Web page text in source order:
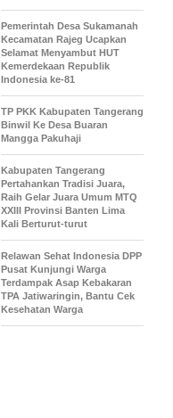
Pemerintah Desa Sukamanah
Kecamatan Rajeg Ucapkan
Selamat Menyambut HUT
Kemerdekaan Republik
Indonesia ke-81
TP PKK Kabupaten Tangerang
Binwil Ke Desa Buaran
Mangga Pakuhaji
Kabupaten Tangerang
Pertahankan Tradisi Juara,
Raih Gelar Juara Umum MTQ
XXIII Provinsi Banten Lima
Kali Berturut-turut
Relawan Sehat Indonesia DPP
Pusat Kunjungi Warga
Terdampak Asap Kebakaran
TPA Jatiwaringin, Bantu Cek
Kesehatan Warga